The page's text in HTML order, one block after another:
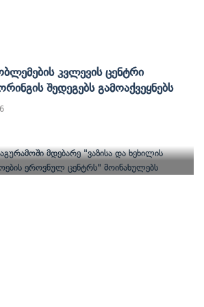
Კვლევის Ცენტრი
Შედეგებს Გამოაქვეყნებს